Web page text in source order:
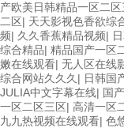
产欧美日韩精品一区二
二区| 天天影视色香欲综
频| 久久香蕉精品视频|
综合精品| 精品国产一区
嫩在线观看| 无人区在线
综合网站久久久 | 日韩国
JULIA中文字幕在线| 国
一区二区三区| 高清一区
九九热视频在线观看| 色